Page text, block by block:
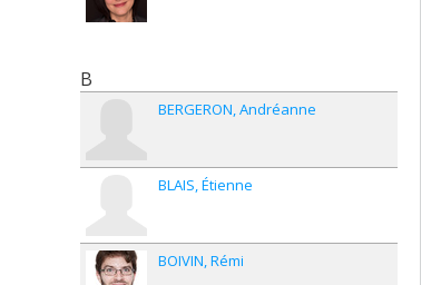
B
BERGERON Andréanne
BLAIS Étienne
BOIVIN Rémi